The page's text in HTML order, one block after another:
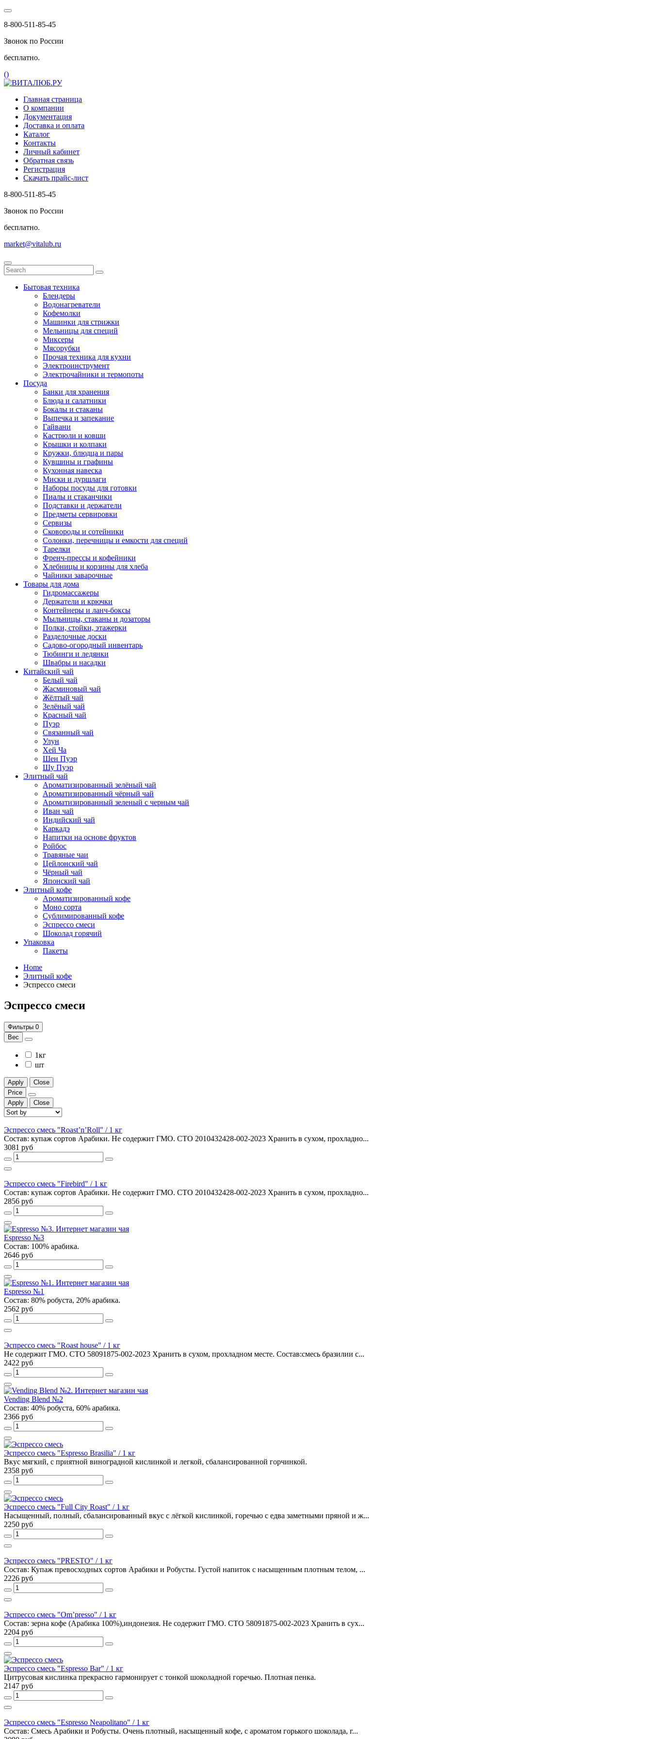
8-800-511-85-45
Звонок по России
бесплатно.
()
Главная страница
О компании
Документация
Доставка и оплата
Каталог
Контакты
Личный кабинет
Обратная связь
Регистрация
Скачать прайс-лист
8-800-511-85-45
Звонок по России
бесплатно.
market@vitalub.ru
Бытовая техника
Блендеры
Водонагреватели
Кофемолки
Машинки для стрижки
Мельницы для специй
Миксеры
Мясорубки
Прочая техника для кухни
Электроинструмент
Электрочайники и термопоты
Посуда
Банки для хранения
Блюда и салатники
Бокалы и стаканы
Выпечка и запекание
Гайвани
Кастрюли и ковши
Крышки и колпаки
Кружки, блюдца и пары
Кувшины и графины
Кухонная навеска
Миски и дуршлаги
Наборы посуды для готовки
Пиалы и стаканчики
Подставки и держатели
Предметы сервировки
Сервизы
Сковороды и сотейники
Солонки, перечницы и емкости для специй
Тарелки
Френч-прессы и кофейники
Хлебницы и корзины для хлеба
Чайники заварочные
Товары для дома
Гидромассажеры
Держатели и крючки
Контейнеры и ланч-боксы
Мыльницы, стаканы и дозаторы
Полки, стойки, этажерки
Разделочные доски
Садово-огородный инвентарь
Тюбинги и ледянки
Швабры и насадки
Китайский чай
Белый чай
Жасминовый чай
Жёлтый чай
Зелёный чай
Красный чай
Пуэр
Связанный чай
Улун
Хей Ча
Шен Пуэр
Шу Пуэр
Элитный чай
Ароматизированный зелёный чай
Ароматизированный чёрный чай
Ароматизированный зеленый с черным чай
Иван чай
Индийский чай
Каркадэ
Напитки на основе фруктов
Ройбос
Травяные чаи
Цейлонский чай
Чёрный чай
Японский чай
Элитный кофе
Ароматизированный кофе
Моно сорта
Сублимированный кофе
Эспрессо смеси
Шоколад горячий
Упаковка
Пакеты
Home
Элитный кофе
Эспрессо смеси
Эспрессо смеси
Фильтры 0
Вес
1кг
шт
Apply
Close
Price
Apply
Close
Эспрессо смесь "Roast’n’Roll" / 1 кг
Состав: купаж сортов Арабики. Не содержит ГМО. СТО 2010432428-002-2023 Хранить в сухом, прохладно...
3081 руб
Эспрессо смесь "Firebird" / 1 кг
Состав: купаж сортов Арабики. Не содержит ГМО. СТО 2010432428-002-2023 Хранить в сухом, прохладно...
2856 руб
Espresso №3
Состав: 100% арабика.
2646 руб
Espresso №1
Состав: 80% робуста, 20% арабика.
2562 руб
Эспрессо смесь "Roast house" / 1 кг
Не содержит ГМО. СТО 58091875-002-2023 Хранить в сухом, прохладном месте. Состав:смесь бразилии с...
2422 руб
Vending Blend №2
Состав: 40% робуста, 60% арабика.
2366 руб
Эспрессо смесь "Espresso Brasilia" / 1 кг
Вкус мягкий, с приятной виноградной кислинкой и легкой, сбалансированной горчинкой.
2358 руб
Эспрессо смесь "Full City Roast" / 1 кг
Насыщенный, полный, сбалансированный вкус с лёгкой кислинкой, горечью с едва заметными пряной и ж...
2250 руб
Эспрессо смесь "PRESTO" / 1 кг
Состав: Купаж превосходных сортов Арабики и Робусты. Густой напиток с насыщенным плотным телом, ...
2226 руб
Эспрессо смесь "Om’presso" / 1 кг
Состав: зерна кофе (Арабика 100%),индонезия. Не содержит ГМО. СТО 58091875-002-2023 Хранить в сух...
2204 руб
Эспрессо смесь "Espresso Bar" / 1 кг
Цитрусовая кислинка прекрасно гармонирует с тонкой шоколадной горечью. Плотная пенка.
2147 руб
Эспрессо смесь "Espresso Neapolitano" / 1 кг
Состав: Смесь Арабики и Робусты. Очень плотный, насыщенный кофе, с ароматом горького шоколада, г...